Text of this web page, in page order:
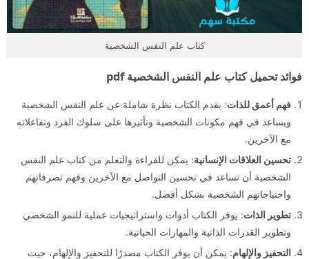
كتاب علم النفس الشخصية
فوائد تحميل كتاب علم النفس الشخصية pdf
فهم أعمق للذات: يقدم الكتاب نظرة شاملة عن علم النفس الشخصية
ويساعد في فهم مكونات الشخصية وتأثيرها على سلوك الفرد وتفاعلاته
مع الآخرين.
تحسين العلاقات الإنسانية: يمكن للقراءة والتعلم من كتاب علم النفس
الشخصية أن تساعد في تحسين التواصل مع الآخرين وفهم تصرفاتهم
واحتياجاتهم الشخصية بشكل أفضل.
تطوير الذات: يوفر الكتاب أدوات واستراتيجيات عملية للنمو الشخصي
وتطوير القدرات الذاتية والمهارات الحياتية.
التحفيز والإلهام: يمكن أن يوفر الكتاب مصدرًا للتحفيز والإلهام، حيث